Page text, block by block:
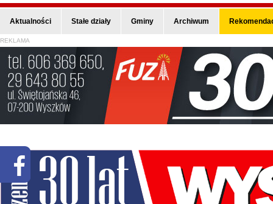
Aktualności Stałe działy Gminy Archiwum
REKLAMA